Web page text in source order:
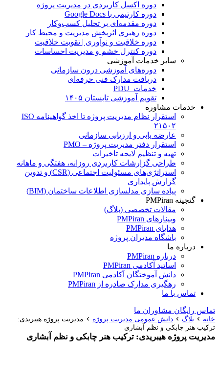
دوره اکسل کاربردی در مدیریت پروژه
دوره کارتیمی با Google Docs
دوره مقدمه‌ای بر تحلیل کسب‌وکار
دوره رهبری اثربخش مدیریت و محیط کار
دوره خلاقیت و نوآوری | تقویت خلاقیت
دوره کنترل خشم و مدیریت احساسات
سایر خدمات آموزشی
دوره‌های آموزشی درون سازمانی
دریافت مدارک فنی حرفه‌ای
خدمات PDU
تقویم آموزشی تابستان ۱۴۰۵
خدمات مشاوره
استقرار نظام مدیریت پروژه تا اخذ گواهینامه ISO
۲۱۵۰۲
عارضه یابی و ارزیابی سازمانی
استقرار دفتر مدیریت پروژه – PMO
تهیه و تنظیم لایحه تاخیرات
طراحی گزارشات کاربردی روزانه، هفتگی و ماهانه
استراتژی‌های مسئولیت اجتماعی (CSR) و تدوین
گزارش پایداری
پیاده سازی مدلسازی اطلاعات ساختمان (BIM)
گنجینه PMPiran
مقالات تخصصی (بلاگ)
وبینارهای PMPiran
هدایای PMPiran
باشگاه مدیران پروژه
درباره ما
درباره PMPiran
اساتید آکادمی PMPiran
دانش آموختگان آکادمی PMPiran
رهگیری مدارک صادره از PMPiran
تماس با ما
تماس رایگان مشاوران ما
خانه بلاگ دانش عمومی مدیریت پروژه
مدیریت پروژه هیبریدی:
ترکیب هنر چابکی و نظم آبشاری
مدیریت پروژه هیبریدی: ترکیب هنر چابکی و نظم آبشاری